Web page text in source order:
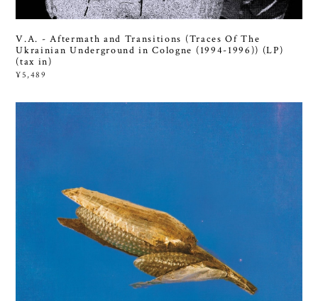
V.A. - Aftermath and Transitions (Traces Of The
Ukrainian Underground in Cologne (1994-1996)) (LP)
(tax in)
¥5,489